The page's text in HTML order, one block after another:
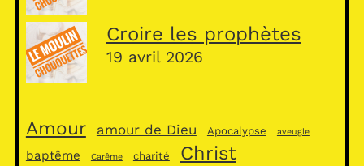
Croire les prophètes
19 avril 2026
Amour amour de Dieu Apocalypse aveugle
baptême Carême charité Christ